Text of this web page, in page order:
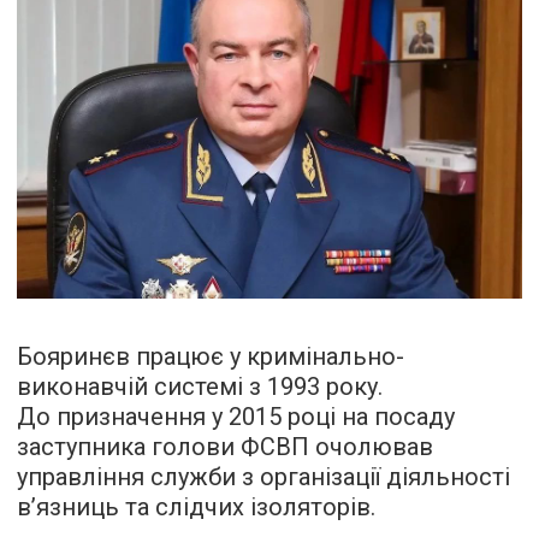
Бояринєв працює у кримінально-
виконавчій системі з 1993 року.
До призначення у 2015 році на посаду
заступника голови ФСВП очолював
управління служби з організації діяльності
в’язниць та слідчих ізоляторів.